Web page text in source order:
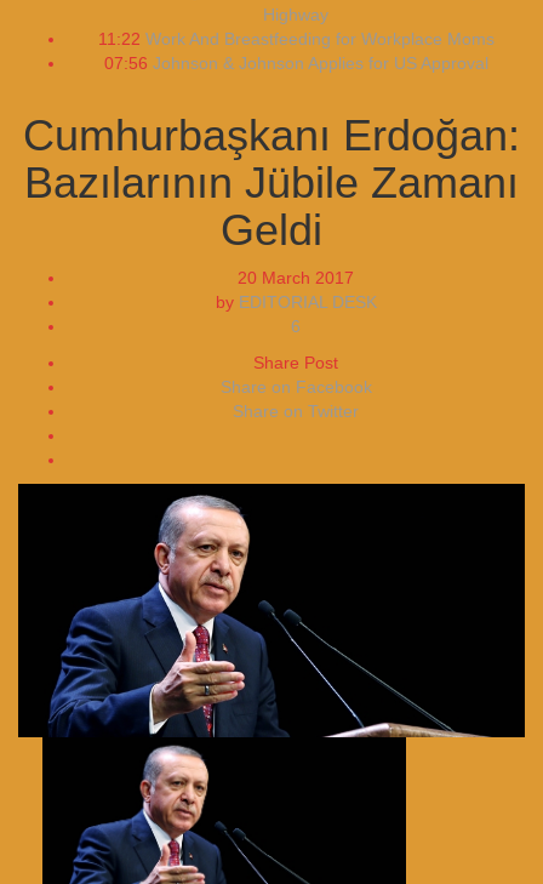
Highway
11:22 Work And Breastfeeding for Workplace Moms
07:56 Johnson & Johnson Applies for US Approval
Cumhurbaşkanı Erdoğan:
Bazılarının Jübile Zamanı
Geldi
20 March 2017
by EDITORIAL DESK
6
Share Post
Share on Facebook
Share on Twitter